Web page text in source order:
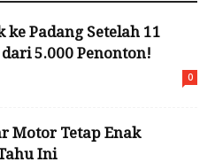
ke Padang Setelah 11
5.000 Penonton!
0
Motor Tetap Enak
Ini